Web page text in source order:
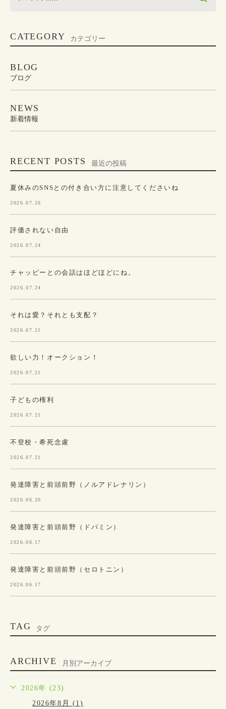
CATEGORY カテゴリー
BLOG
ブログ
NEWS
新着情報
RECENT POSTS 最近の投稿
夏休みのSNSとの付き合い方に注意してくださいね
2026.07.26
評価されない自由
2026.07.24
チャッピーとの会話はほどほどにね。
2026.07.24
それは愛？それとも支配？
2026.07.21
欲しい力！オークション！
2026.07.21
子どもの権利
2026.07.21
不登校・希死念慮
2026.07.21
発達障害と前頭前野（ノルアドレナリン）
2026.06.20
発達障害と前頭前野（ドパミン）
2026.06.17
発達障害と前頭前野（セロトニン）
2026.06.17
TAG タグ
ARCHIVE 月別アーカイブ
2026年 (23)
2026年8月 (1)